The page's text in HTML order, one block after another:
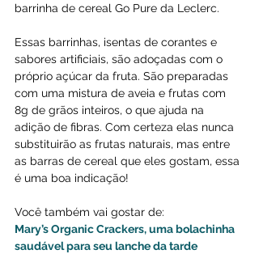
barrinha de cereal Go Pure da Leclerc.
Essas barrinhas, isentas de corantes e
sabores artificiais, são adoçadas com o
próprio açúcar da fruta. São preparadas
com uma mistura de aveia e frutas com
8g de grãos inteiros, o que ajuda na
adição de fibras. Com certeza elas nunca
substituirão as frutas naturais, mas entre
as barras de cereal que eles gostam, essa
é uma boa indicação!
Você também vai gostar de:
Mary’s Organic Crackers, uma bolachinha
saudável para seu lanche da tarde